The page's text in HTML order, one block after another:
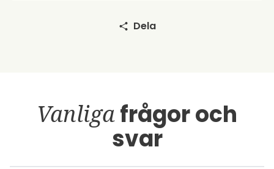
Dela
Vanligafrågor och
svar